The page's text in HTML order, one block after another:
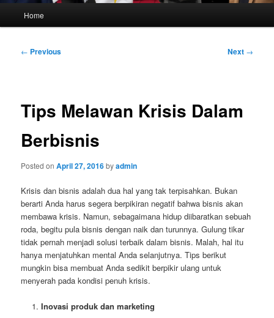
Home
Post
← Previous Next →
Tips Melawan Krisis Dalam
Berbisnis
Posted onApril 27, 2016byadmin
Krisis dan bisnis adalah dua hal yang tak terpisahkan. Bukan
berarti Anda harus segera berpikiran negatif bahwa bisnis akan
membawa krisis. Namun, sebagaimana hidup diibaratkan sebuah
roda, begitu pula bisnis dengan naik dan turunnya. Gulung tikar
tidak pernah menjadi solusi terbaik dalam bisnis. Malah, hal itu
hanya menjatuhkan mental Anda selanjutnya. Tips berikut
mungkin bisa membuat Anda sedikit berpikir ulang untuk
menyerah pada kondisi penuh krisis.
Inovasi produk dan marketing